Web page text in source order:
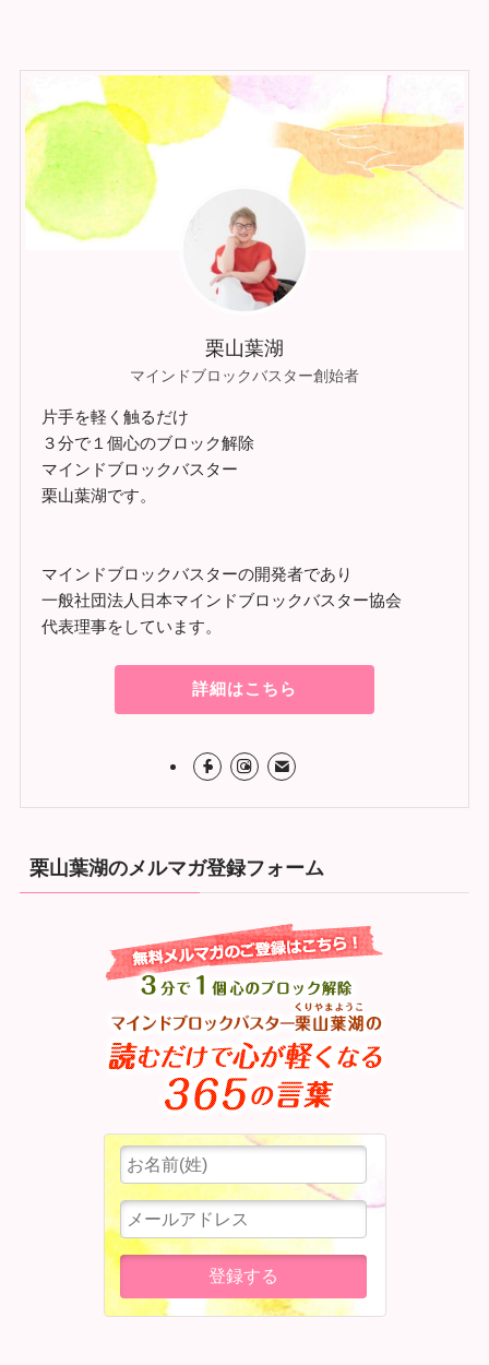
栗山葉湖
マインドブロックバスター創始者
片手を軽く触るだけ
３分で１個心のブロック解除
マインドブロックバスター
栗山葉湖です。
マインドブロックバスターの開発者であり
一般社団法人日本マインドブロックバスター協会
代表理事をしています。
詳細はこちら
栗山葉湖のメルマガ登録フォーム